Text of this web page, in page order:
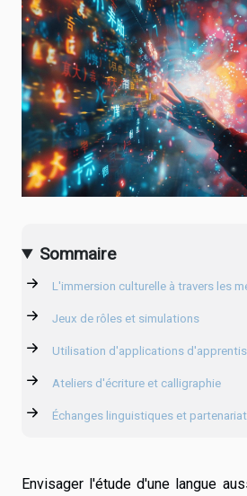
Sommaire
L'immersion culturelle à travers les
Jeux de rôles et simulations
Utilisation d'applications
Ateliers d'écriture et calligraphie
Échanges linguistiques et
Envisager l'étude d'une langue